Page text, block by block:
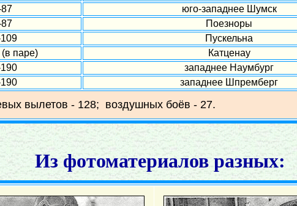
юго-западнее Шумск
Поезноры
Пускельна
паре)
Катценау
западнее Наумбург
западнее Шпремберг
вылетов - 128; воздушных боёв - 27.
Из фотоматериалов разных: